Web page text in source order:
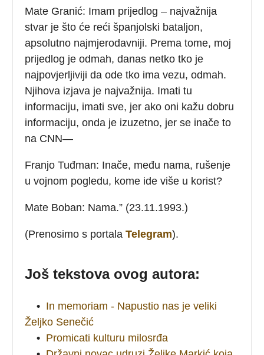
Mate Granić: Imam prijedlog – najvažnija
stvar je što će reći španjolski bataljon,
apsolutno najmjerodavniji. Prema tome, moj
prijedlog je odmah, danas netko tko je
najpovjerljiviji da ode tko ima vezu, odmah.
Njihova izjava je najvažnija. Imati tu
informaciju, imati sve, jer ako oni kažu dobru
informaciju, onda je izuzetno, jer se inače to
na CNN—
Franjo Tuđman: Inače, među nama, rušenje
u vojnom pogledu, kome ide više u korist?
Mate Boban: Nama.” (23.11.1993.)
(Prenosimo s portalaTelegram).
Još tekstova ovog autora:
• In memoriam - Napustio nas je veliki
Željko Senečić
• Promicati kulturu milosrđa